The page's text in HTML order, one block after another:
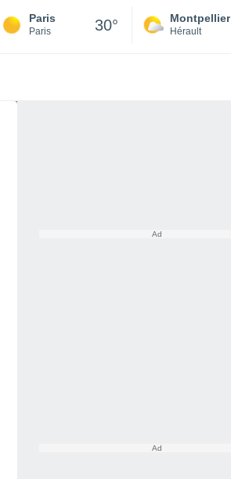
Paris
Paris 30° Montpellier
Hérault